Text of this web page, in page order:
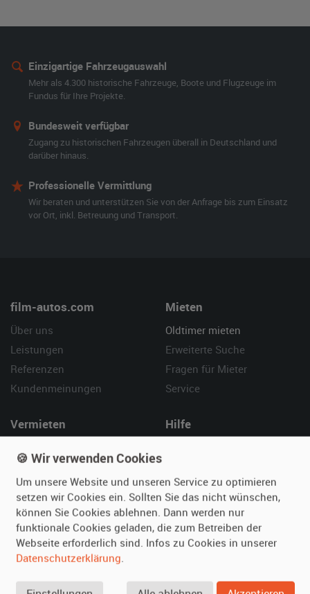
Einzigartige Fahrzeugauswahl
Mehr als 4.300 historische Fahrzeuge, Boote und Flugzeuge im
Fundus für Ihre Projekte.
Bundesweit verfügbar
Zugang zu historischen Fahrzeugen überall in Deutschland und
darüber hinaus.
Professionelle Vermittlung
Wir beraten und unterstützen Sie von der Anfrage bis zum Einsatz
vor Ort, inkl. Betreuung und Transport.
film-autos.com
Über uns
Leistungen
Referenzen
Kundenmeinungen
Mieten
Oldtimer mieten
Erweiterte Suche
Fragen für Mieter
Service
Vermieten
Fotos senden
Fragen für Vermieter
Inserat verwalten
Hilfe
Kontakt
SPECIAL
Berühmte Filmautos –
🍪 Wir verwenden Cookies
Um unsere Website und unseren Service zu optimieren
setzen wir Cookies ein. Sollten Sie das nicht wünschen,
können Sie Cookies ablehnen. Dann werden nur
funktionale Cookies geladen, die zum Betreiben der
Webseite erforderlich sind. Infos zu Cookies in unserer
Datenschutzerklärung.